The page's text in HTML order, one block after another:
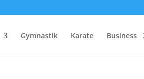
Gymnastik Karate Business